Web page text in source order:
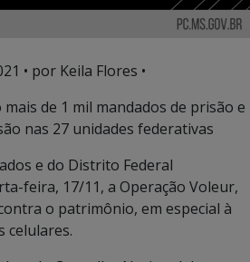
• por Keila Flores •
de 1 mil mandados de prisão e
nas 27 unidades federativas
e do Distrito Federal
feira, 17/11, a Operação Voleur,
o patrimônio, em especial à
celulares.